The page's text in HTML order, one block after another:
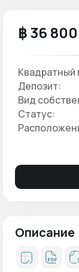
฿ 36
Квадратный
Депозит:
Вид
Статус:
Описание